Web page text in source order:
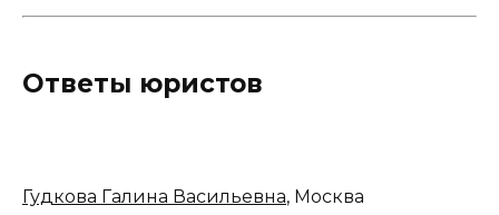
Ответы юристов
Гудкова Галина Васильевна, Москва